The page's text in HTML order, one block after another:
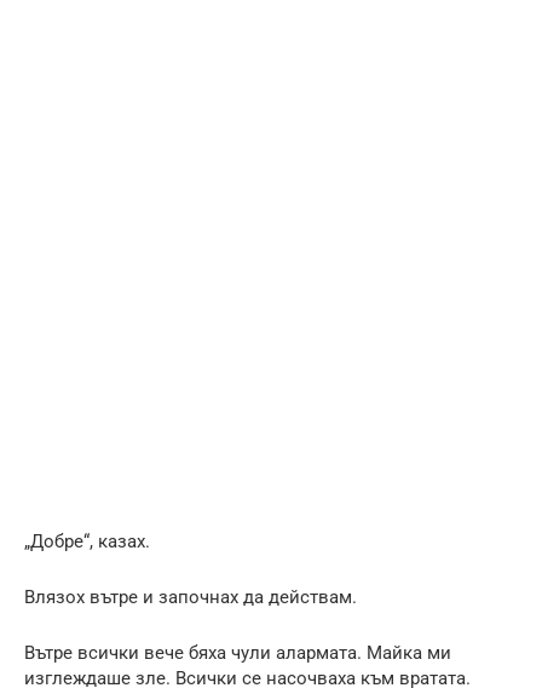
„Добре“, казах.
Влязох вътре и започнах да действам.
Вътре всички вече бяха чули алармата. Майка ми
изглеждаше зле. Всички се насочваха към вратата.